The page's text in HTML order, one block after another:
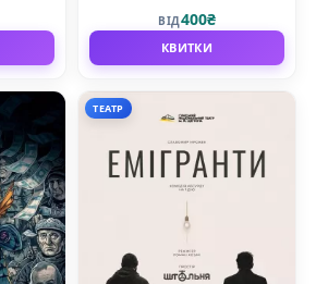
ВІД400₴
КВИТКИ
ТЕАТР